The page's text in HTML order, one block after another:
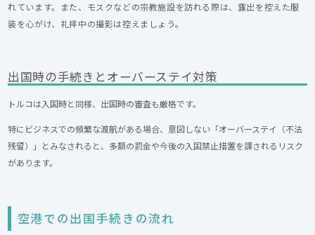
れています。また、モスクなどの宗教施設を訪れる際は、露出を控えた服
装を心がけ、礼拝中の撮影は控えましょう。
出国時の手続きとオーバーステイ対策
トルコは入国時と同様、出国時の審査も厳格です。
特にビジネスでの頻繁な渡航がある場合、意図しない「オーバーステイ（不法
残留）」とみなされると、多額の罰金や今後の入国禁止措置を課されるリスク
があります。
空港での出国手続きの流れ